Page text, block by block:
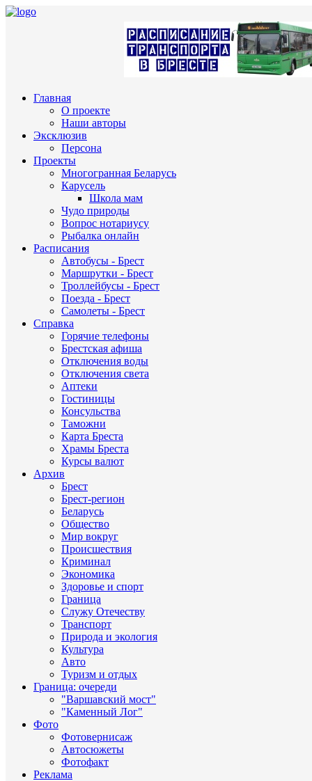
Главная
О проекте
Наши авторы
Эксклюзив
Персона
Проекты
Многогранная Беларусь
Карусель
Школа мам
Чудо природы
Вопрос нотариусу
Рыбалка онлайн
Расписания
Автобусы - Брест
Маршрутки - Брест
Троллейбусы - Брест
Поезда - Брест
Самолеты - Брест
Справка
Горячие телефоны
Брестская афиша
Отключения воды
Отключения света
Аптеки
Гостиницы
Консульства
Таможни
Карта Бреста
Храмы Бреста
Курсы валют
Архив
Брест
Брест-регион
Беларусь
Общество
Мир вокруг
Происшествия
Криминал
Экономика
Здоровье и спорт
Граница
Служу Отечеству
Транспорт
Природа и экология
Культура
Авто
Туризм и отдых
Граница: очереди
"Варшавский мост"
"Каменный Лог"
Фото
Фотовернисаж
Автосюжеты
Фотофакт
Реклама